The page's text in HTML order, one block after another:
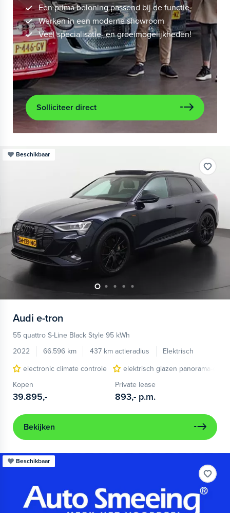
Een prima beloning passend bij de functie
Werken in een moderne showroom
Veel specialisatie- en groeimogelijkheden!
Solliciteer direct
Beschikbaar
Audi e-tron
55 quattro S-Line Black Style 95 kWh
2022
66.596 km 437 km actieradius
Elektrisch
electronic climate controle
elektrisch glazen panorama-dak
Kopen
39.895,-
Private lease
893,- p.m.
Bekijken
Beschikbaar